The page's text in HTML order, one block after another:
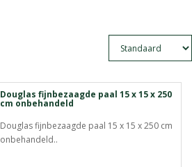
Douglas fijnbezaagde paal 15 x 15 x 250
cm onbehandeld
Douglas fijnbezaagde paal 15 x 15 x 250 cm
onbehandeld..